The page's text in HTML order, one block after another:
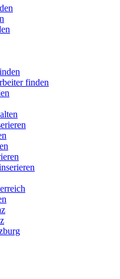
finden